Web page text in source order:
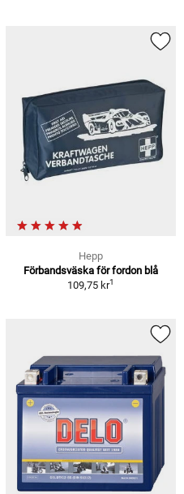
Hepp
Förbandsväska för fordon blå
109,75 kr1